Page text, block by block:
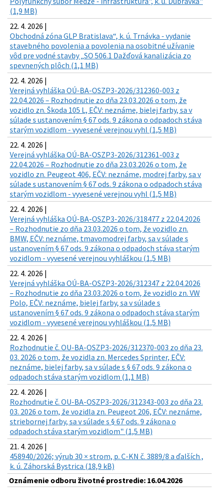
(1,9 MB)
22. 4. 2026 |
Obchodná zóna GLP Bratislava“, k. ú. Trnávka - vydanie
stavebného povolenia a povolenia na osobitné užívanie
vôd pre vodné stavby „SO 506.1 Dažďová kanalizácia zo
spevnených plôch (1,1 MB)
22. 4. 2026 |
Verejná vyhláška OÚ-BA-OSZP3-2026/312360-003 z
22.04.2026 – Rozhodnutie zo dňa 23.03.2026 o tom, že
vozidlo zn. Škoda 105 L, EČV: neznáme, bielej farby, sa v
súlade s ustanovením § 67 ods. 9 zákona o odpadoch stáva
starým vozidlom - vyvesené verejnou vyhl (1,5 MB)
22. 4. 2026 |
Verejná vyhláška OÚ-BA-OSZP3-2026/312361-003 z
22.04.2026 – Rozhodnutie zo dňa 23.03.2026 o tom, že
vozidlo zn. Peugeot 406, EČV: neznáme, modrej farby, sa v
súlade s ustanovením § 67 ods. 9 zákona o odpadoch stáva
starým vozidlom - vyvesené verejnou vyhl (1,5 MB)
22. 4. 2026 |
Verejná vyhláška OÚ-BA-OSZP3-2026/318477 z 22.04.2026
– Rozhodnutie zo dňa 23.03.2026 o tom, že vozidlo zn.
BMW, EČV: neznáme, tmavomodrej farby, sa v súlade s
ustanovením § 67 ods. 9 zákona o odpadoch stáva starým
vozidlom - vyvesené verejnou vyhláškou (1,5 MB)
22. 4. 2026 |
Verejná vyhláška OÚ-BA-OSZP3-2026/312347 z 22.04.2026
– Rozhodnutie zo dňa 23.03.2026 o tom, že vozidlo zn. VW
Polo, EČV: neznáme, bielej farby, sa v súlade s
ustanovením § 67 ods. 9 zákona o odpadoch stáva starým
vozidlom - vyvesené verejnou vyhláškou (1,5 MB)
22. 4. 2026 |
Rozhodnutie č. OU-BA-OSZP3-2026/312370-003 zo dňa 23.
03. 2026 o tom, že vozidla zn. Mercedes Sprinter, EČV:
neznáme, bielej farby, sa v súlade s § 67 ods. 9 zákona o
odpadoch stáva starým vozidlom (1,1 MB)
22. 4. 2026 |
Rozhodnutie č. OU-BA-OSZP3-2026/312343-003 zo dňa 23.
03. 2026 o tom, že vozidla zn. Peugeot 206, EČV: neznáme,
striebornej farby, sa v súlade s § 67 ods. 9 zákona o
odpadoch stáva starým vozidlom" (1,5 MB)
21. 4. 2026 |
458940/2026; výrub 30 × strom, p. C-KN č. 3889/8 a ďalších ,
k. ú. Záhorská Bystrica (18,9 kB)
Oznámenie odboru životné prostredie: 16.04.2026